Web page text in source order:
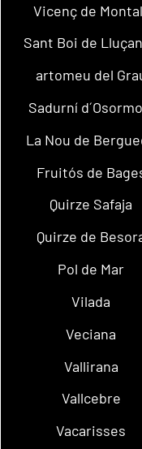
Vicenç de
Sant Boi de
artomeu del
Sadurní
La Nou de
Fruitós de
Quirze Safaja
Quirze de
Pol de Mar
Vilada
Veciana
Vallirana
Vallcebre
Vacarisses